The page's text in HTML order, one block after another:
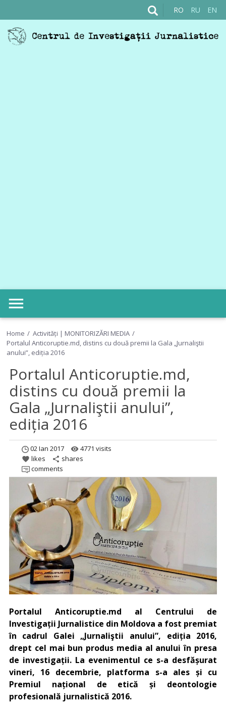
RO RU EN
menu
Home
Activități | MONITORIZĂRI MEDIA
Portalul Anticoruptie.md, distins cu două premii la Gala „Jurnaliştii
anului”, ediția 2016
Portalul Anticoruptie.md,
distins cu două premii la
Gala „Jurnaliştii anului”,
ediția 2016
02 Ian 2017 remove_red_eye 4771 visits
favorite likes share shares
comments
Portalul Anticoruptie.md al Centrului de
Investigații Jurnalistice din Moldova a fost premiat
în cadrul Galei „Jurnaliştii anului”, ediția 2016,
drept cel mai bun produs media al anului în presa
de investigații. La evenimentul ce s-a desfășurat
vineri, 16 decembrie, platforma s-a ales și cu
Premiul național de etică și deontologie
profesională jurnalistică 2016.